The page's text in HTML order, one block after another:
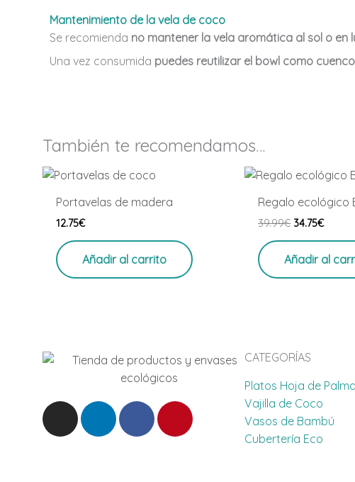
Mantenimiento de la vela de coco
Se recomienda no mantener la vela aromática al sol o en
Una vez consumida puedes reutilizar el bowl como
También te recomendamos…
Portavelas de madera
12.75€
Añadir al carrito
Regalo ecológico
39.99€
El
original
era:
39.99€.
34.75€
El
precio
actual
es:
34.75€.
Añadir al
I
L
F
P
CATEGORÍAS
Platos Hoja de Palma
Vajilla de Coco
Vasos de Bambú
Cubertería Eco